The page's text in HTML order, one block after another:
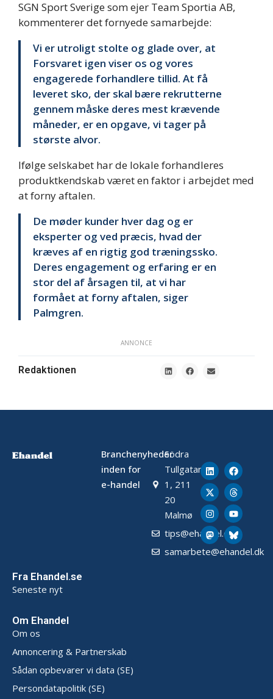
SGN Sport Sverige som ejer Team Sportia AB,
kommenterer det fornyede samarbejde:
Vi er utroligt stolte og glade over, at
Forsvaret igen viser os og vores
engagerede forhandlere tillid. At få
leveret sko, der skal bære rekrutterne
gennem måske deres mest krævende
måneder, er en opgave, vi tager på
største alvor.
Ifølge selskabet har de lokale forhandleres
produktkendskab været en faktor i arbejdet med
at forny aftalen.
De møder kunder hver dag og er
eksperter og ved præcis, hvad der
kræves af en rigtig god træningssko.
Deres engagement og erfaring er en
stor del af årsagen til, at vi har
formået at forny aftalen, siger
Palmgren.
ANNONCE
Redaktionen
Branchenyheder
inden for
e-handel
Södra
Tullgatan
1, 211
20
Malmø
tips@ehandel.dk
samarbete@ehandel.dk
Fra Ehandel.se
Seneste nyt
Om Ehandel
Om os
Annoncering & Partnerskab
Sådan opbevarer vi data (SE)
Persondatapolitik (SE)